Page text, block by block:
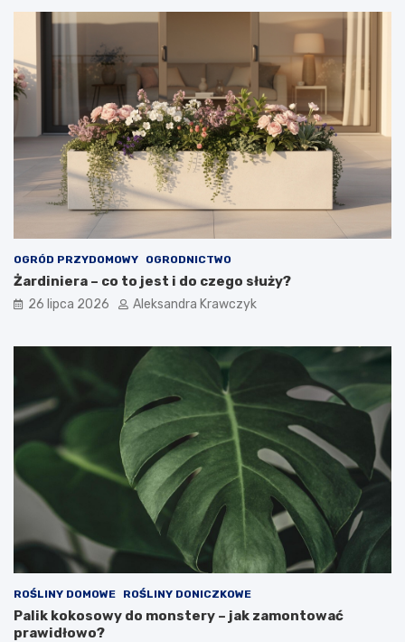
OGRÓD PRZYDOMOWY OGRODNICTWO
Żardiniera – co to jest i do czego służy?
26 lipca 2026 Aleksandra Krawczyk
ROŚLINY DOMOWE ROŚLINY DONICZKOWE
Palik kokosowy do monstery – jak zamontować
prawidłowo?